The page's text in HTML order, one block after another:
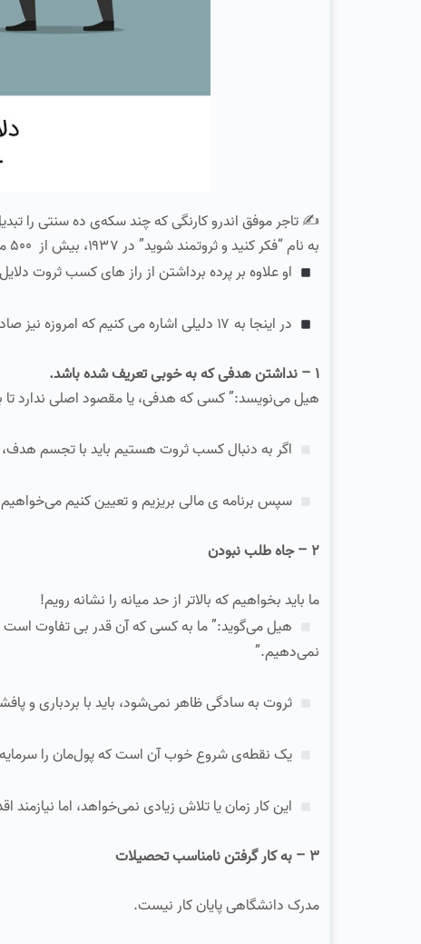
✍ تاجر موفق اندرو کارنگی که چند سکه‌ی ده‌ سنتی را
به نام “فکر کنید و ثروتمند شوید” در ۱۹۳۷، بیش از ۵۰۰ میلیونر خودساخته را طی ۲۰ سال بررسی کند.
او علاوه بر پرده‌ برداشتن از راز های کسب ثروت
در اینجا به ۱۷ دلیلی اشاره می کنیم که امروزه نیز صادق هستند:
۱ – نداشتن هدفی که به خوبی تعریف شده باشد.
هیل می‌نویسد:” کسی که هدفی، یا مقصود اصلی ندارد
اگر به دنبال کسب ثروت هستیم باید با تجسم
سپس برنامه‌ ی مالی بریزیم و تعیین کنیم می‌خواهیم
۲ – جاه‌ طلب نبودن
ما باید بخواهیم که بالاتر از حد میانه را نشانه رویم!
هیل می‌گوید:” ما به کسی که آن‌ قدر بی‌ تفاوت است
نمی‌دهیم.”
ثروت به سادگی ظاهر نمی‌شود، باید با بردباری و
یک نقطه‌ی شروع خوب آن است که پول‌مان را
این کار زمان یا تلاش زیادی نمی‌خواهد، اما
۳ – به کار گرفتن نامناسب تحصیلات‌
مدرک دانشگاهی پایان کار نیست.